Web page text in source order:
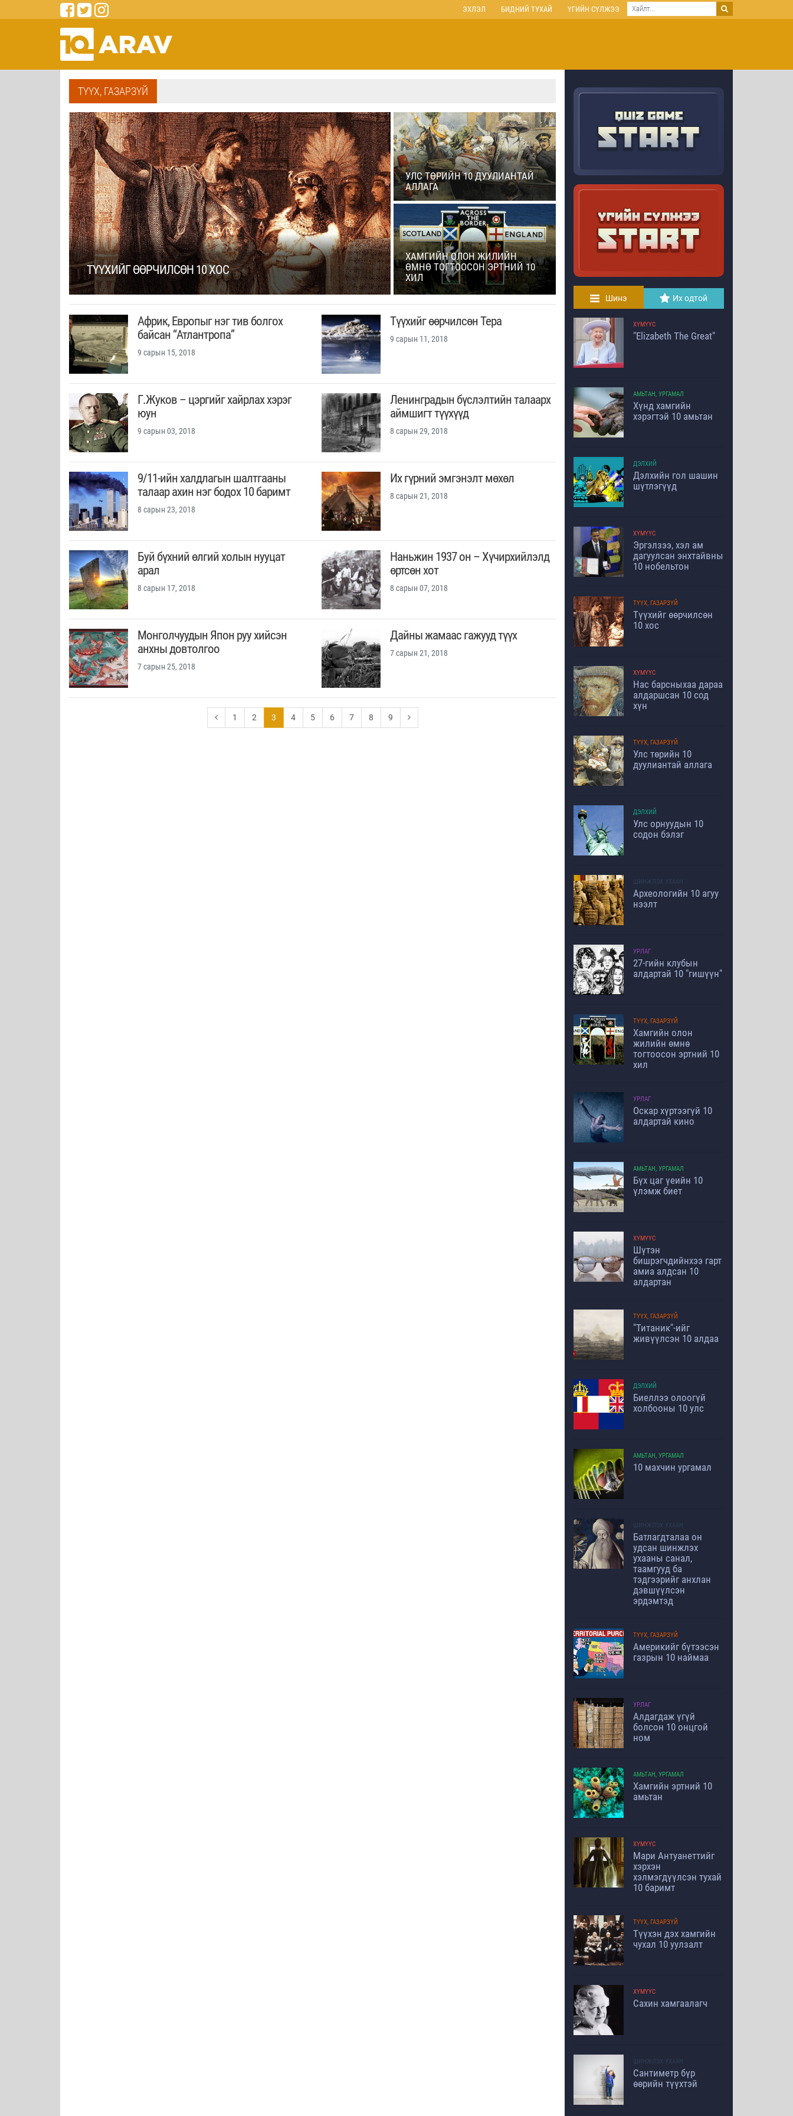
ЭХЛЭЛ БИДНИЙ ТУХАЙ ҮГИЙН СҮЛЖЭЭ
ТҮҮХ, ГАЗАРЗҮЙ
ТҮҮХИЙГ ӨӨРЧИЛСӨН 10 ХОС
УЛС ТӨРИЙН 10 ДУУЛИАНТАЙ
АЛЛАГА
ХАМГИЙН ОЛОН ЖИЛИЙН
ӨМНӨ ТОГТООСОН ЭРТНИЙ 10
ХИЛ
Африк, Европыг нэг тив болгох
байсан “Атлантропа”
9 сарын 15, 2018
Түүхийг өөрчилсөн Тера
9 сарын 11, 2018
Г.Жуков – цэргийг хайрлах хэрэг
юун
9 сарын 03, 2018
Ленинградын бүслэлтийн талаарх
аймшигт түүхүүд
8 сарын 29, 2018
9/11-ийн халдлагын шалтгааны
талаар ахин нэг бодох 10 баримт
8 сарын 23, 2018
Их гүрний эмгэнэлт мөхөл
8 сарын 21, 2018
Буй бүхний өлгий холын нууцат
арал
8 сарын 17, 2018
Наньжин 1937 он – Хүчирхийлэлд
өртсөн хот
8 сарын 07, 2018
Монголчуудын Япон руу хийсэн
анхны довтолгоо
7 сарын 25, 2018
Дайны жамаас гажууд түүх
7 сарын 21, 2018
1 2 3 4 5 6 7 8 9
Шинэ Их одтой
ХҮМҮҮС
"Elizabeth The Great"
АМЬТАН, УРГАМАЛ
Хүнд хамгийн
хэрэгтэй 10 амьтан
ДЭЛХИЙ
Дэлхийн гол шашин
шүтлэгүүд
ХҮМҮҮС
Эргэлзээ, хэл ам
дагуулсан энхтайвны
10 нобельтон
ТҮҮХ, ГАЗАРЗҮЙ
Түүхийг өөрчилсөн
10 хос
ХҮМҮҮС
Нас барсныхаа дараа
алдаршсан 10 сод
хүн
ТҮҮХ, ГАЗАРЗҮЙ
Улс төрийн 10
дуулиантай аллага
ДЭЛХИЙ
Улс орнуудын 10
содон бэлэг
ШИНЖЛЭХ УХААН
Археологийн 10 агуу
нээлт
УРЛАГ
27-гийн клубын
алдартай 10 "гишүүн"
ТҮҮХ, ГАЗАРЗҮЙ
Хамгийн олон
жилийн өмнө
тогтоосон эртний 10
хил
УРЛАГ
Оскар хүртээгүй 10
алдартай кино
АМЬТАН, УРГАМАЛ
Бүх цаг үеийн 10
үлэмж биет
ХҮМҮҮС
Шүтэн
бишрэгчдийнхээ гарт
амиа алдсан 10
алдартан
ТҮҮХ, ГАЗАРЗҮЙ
"Титаник"-ийг
живүүлсэн 10 алдаа
ДЭЛХИЙ
Биеллээ олоогүй
холбооны 10 улс
АМЬТАН, УРГАМАЛ
10 махчин ургамал
ШИНЖЛЭХ УХААН
Батлагдталаа он
удсан шинжлэх
ухааны санал,
таамгууд ба
тэдгээрийг анхлан
дэвшүүлсэн
эрдэмтэд
ТҮҮХ, ГАЗАРЗҮЙ
Америкийг бүтээсэн
газрын 10 наймаа
УРЛАГ
Алдагдаж үгүй
болсон 10 онцгой
ном
АМЬТАН, УРГАМАЛ
Хамгийн эртний 10
амьтан
ХҮМҮҮС
Мари Антуанеттийг
хэрхэн
хэлмэгдүүлсэн тухай
10 баримт
ТҮҮХ, ГАЗАРЗҮЙ
Түүхэн дэх хамгийн
чухал 10 уулзалт
ХҮМҮҮС
Сахин хамгаалагч
ШИНЖЛЭХ УХААН
Сантиметр бүр
өөрийн түүхтэй